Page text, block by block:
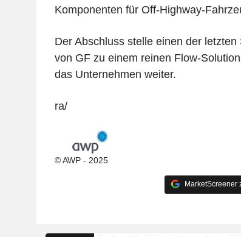
Komponenten für Off-Highway-
Der Abschluss stelle einen der
von GF zu einem reinen Flow-
das Unternehmen weiter.
ra/
© AWP - 2025
MarketScreener